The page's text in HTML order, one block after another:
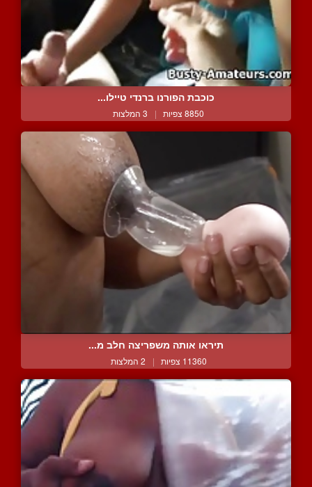
כוכבת הפורנו ברנדי טיילו...
8850 צפיות | 3 המלצות
תיראו אותה משפריצה חלב מ...
11360 צפיות | 2 המלצות